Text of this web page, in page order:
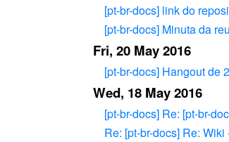
[pt-br-docs] link do
[pt-br-docs] Minuta da
Fri, 20 May 2016
[pt-br-docs] Hangout de
Wed, 18 May 2016
[pt-br-docs] Re: [pt-br-
Re: [pt-br-docs] Re: